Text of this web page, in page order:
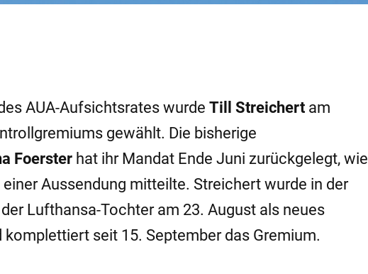
AUA-Aufsichtsrates wurde Till Streichert am
gewählt. Die bisherige
Foerster hat ihr Mandat Ende Juni zurückgelegt, wie
Aussendung mitteilte. Streichert wurde in der
Lufthansa-Tochter am 23. August als neues
seit 15. September das Gremium.